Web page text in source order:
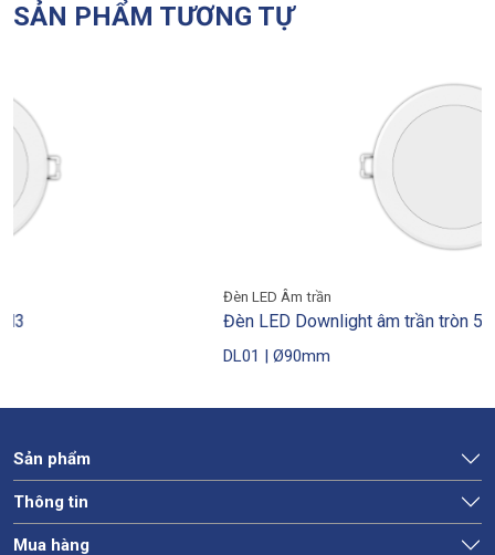
SẢN PHẨM TƯƠNG TỰ
Đèn LED Downlight âm trần tròn 5W DL01
Sản phẩm
Thông tin
Mua hàng